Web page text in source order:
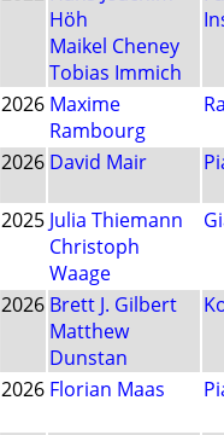
Höh
Maikel Cheney
Tobias Immich
2026 Maxime
Rambourg
2026 David Mair
2025 Julia Thiemann
Christoph
Waage
2026 Brett J. Gilbert
Matthew
Dunstan
2026 Florian Maas